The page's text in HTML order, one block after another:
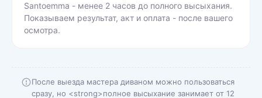
Santoemma - менее 2 часов до полного высыхания.
Показываем результат, акт и оплата - после вашего
осмотра.
После выезда мастера диваном можно пользоваться
сразу, но <strong>полное высыхание занимает от 12